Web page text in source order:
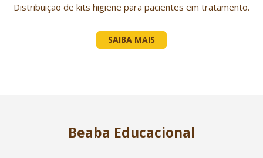
Distribuição de kits higiene para pacientes em tratamento.
SAIBA MAIS
Beaba Educacional